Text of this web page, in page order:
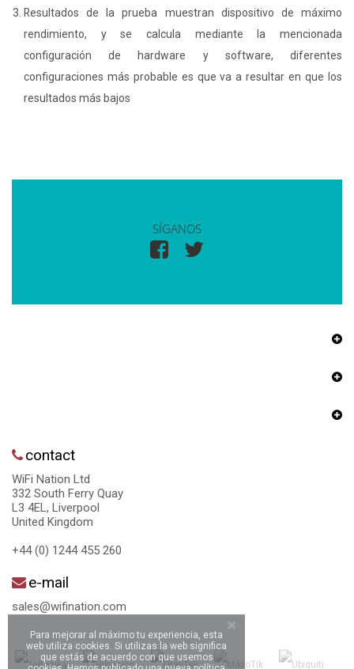
Resultados de la prueba muestran dispositivo de máximo
rendimiento, y se calcula mediante la mencionada
configuración de hardware y software, diferentes
configuraciones más probable es que va a resultar en que los
resultados más bajos
SÍGANOS
contact
WiFi Nation Ltd
332 South Ferry Quay
L3 4EL, Liverpool
United Kingdom
+44 (0) 1244 455 260
e-mail
sales@wifination.com
Para mejorar al máximo tu experiencia, esta
web utiliza cookies. Si utilizas la web significa
que estás de acuerdo con que usemos